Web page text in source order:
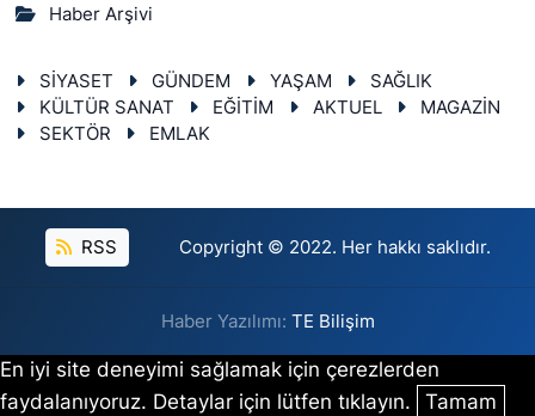
Haber Arşivi
SİYASET GÜNDEM YAŞAM
SAĞLIK
KÜLTÜR SANAT
EĞİTİM AKTUEL
MAGAZİN
SEKTÖR
EMLAK
RSS Copyright © 2022. Her hakkı saklıdır.
Haber Yazılımı: TE Bilişim
En iyi site deneyimi sağlamak için çerezlerden
faydalanıyoruz. Detaylar için lütfen tıklayın.
Tamam